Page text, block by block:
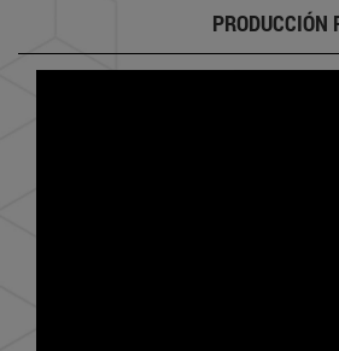
PRODUCCIÓN